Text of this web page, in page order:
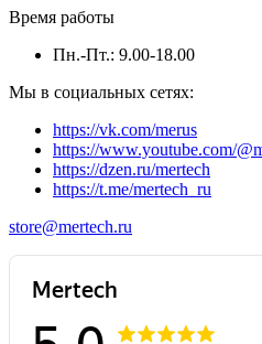
Время работы
Пн.-Пт.: 9.00-18.00
Мы в социальных сетях:
https://vk.com/merus
https://www.youtube.com/
https://dzen.ru/mertech
https://t.me/mertech_ru
store@mertech.ru